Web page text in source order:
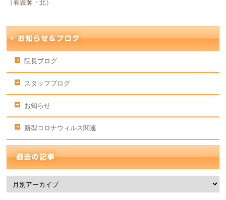
（看護師・北）
院長ブログ
スタッフブログ
お知らせ
新型コロナウィルス関連